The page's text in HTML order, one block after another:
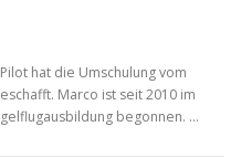
hat die Umschulung vom
Marco ist seit 2010 im
begonnen. …